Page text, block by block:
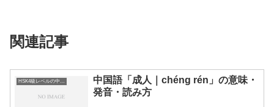
関連記事
中国語「成人｜chéng rén」の意味・
発音・読み方